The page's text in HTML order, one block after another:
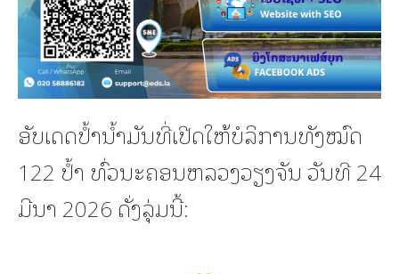
ອັບເດດປ້ຳນ້ຳມັນທີ່ເປີດໃຫ້ບໍລິການທັງໝົດ
122 ປໍ້າ ທົ່ວນະຄອນຫລວງວຽງຈັນ ວັນທີ 24
ມີນາ 2026 ດັ່ງລຸ່ມນີ້: